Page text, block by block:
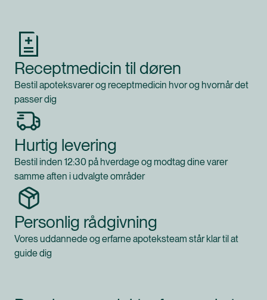
Receptmedicin til døren
Bestil apoteksvarer og receptmedicin hvor og hvornår det
passer dig
Hurtig levering
Bestil inden 12:30 på hverdage og modtag dine varer
samme aften i udvalgte områder
Personlig rådgivning
Vores uddannede og erfarne apoteksteam står klar til at
guide dig